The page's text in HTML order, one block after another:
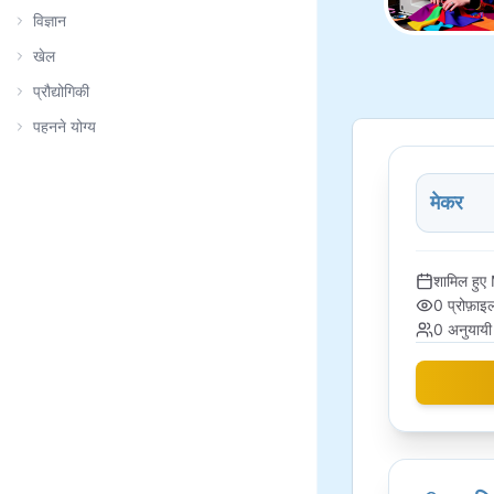
विज्ञान
खेल
प्रौद्योगिकी
पहनने योग्य
मेकर
शामिल हुए
0
0 अनुयायी